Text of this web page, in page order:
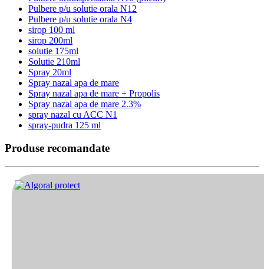
Pulbere p/u solutie orala N12
Pulbere p/u solutie orala N4
sirop 100 ml
sirop 200ml
solutie 175ml
Solutie 210ml
Spray 20ml
Spray nazal apa de mare
Spray nazal apa de mare + Propolis
Spray nazal apa de mare 2.3%
spray nazal cu ACC N1
spray-pudra 125 ml
Produse recomandate